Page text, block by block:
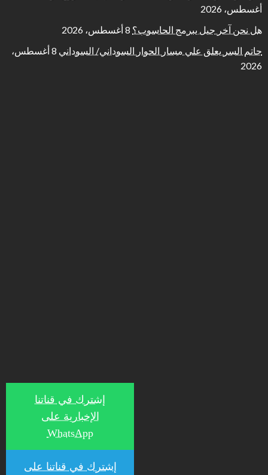
أغسطس، 2026
هل نحن آخر جيل يبرمج الحاسوب؟ 8 أغسطس، 2026
حاتم السر يعلق علي مسار الحوار السوداني/ السوداني
8 أغسطس،
2026
إشترك في قناتنا
الإخبارية على
WhatsApp
إشترك في قناتنا على